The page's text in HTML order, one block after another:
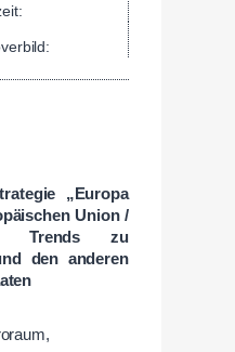
„Europa
Union /
Trends zu
den anderen